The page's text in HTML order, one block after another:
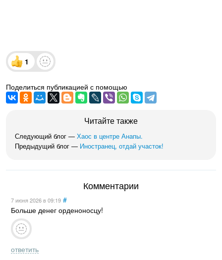
1
Поделиться публикацией с помощью
Читайте также
Следующий блог — Хаос в центре Анапы.
Предыдущий блог — Иностранец, отдай участок!
Комментарии
7 июня 2026в 09:19 #
Больше денег орденоносцу!
ответить